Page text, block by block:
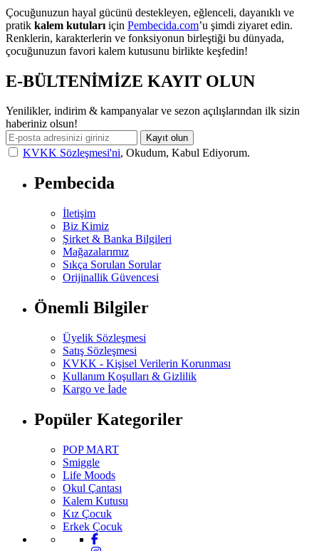
Çocuğunuzun hayal gücünü destekleyen, eğlenceli, dayanıklı ve
pratik kalem kutuları için Pembecida.com’u şimdi ziyaret edin.
Renklerin, karakterlerin ve fonksiyonun birleştiği bu dünyada,
çocuğunuzun favori kalem kutusunu birlikte keşfedin!
E-BÜLTENİMİZE KAYIT OLUN
Yenilikler, indirim & kampanyalar ve sezon açılışlarından ilk sizin
haberiniz olsun!
Kayıt olun
KVKK Sözleşmesi'ni, Okudum, Kabul Ediyorum.
Pembecida
İletişim
Biz Kimiz
Şirket & Banka Bilgileri
Mağazalarımız
Sıkça Sorulan Sorular
Orijinallik Güvencesi
Önemli Bilgiler
Üyelik Sözleşmesi
Satış Sözleşmesi
KVKK - Kişisel Verilerin Korunması
Kullanım Koşulları & Gizlilik
Kargo ve İade
Popüler Kategoriler
POP MART
Smiggle
Life Moods
Okul Çantası
Kalem Kutusu
Kız Çocuk
Erkek Çocuk